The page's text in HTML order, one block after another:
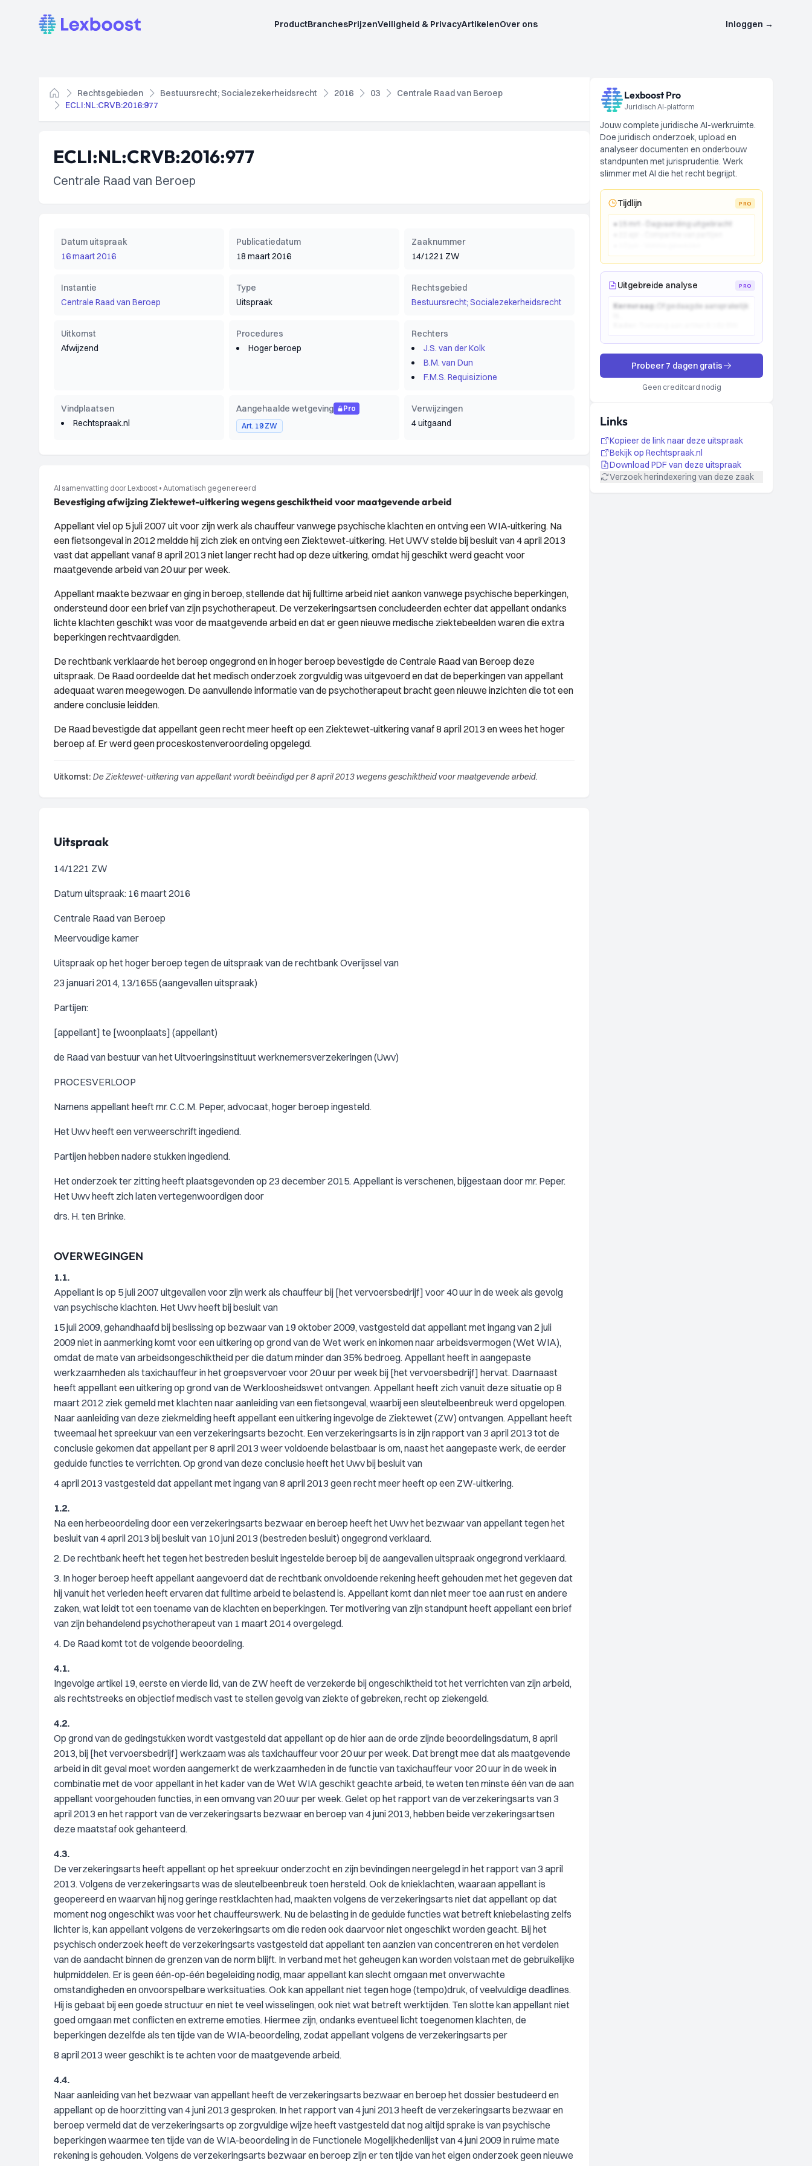
Lexboost ProductBranchesPrijzenVeiligheid & PrivacyArtikelenOver ons Inloggen →
Home
Rechtsgebieden Bestuursrecht; Socialezekerheidsrecht 2016 03
Centrale Raad van Beroep
ECLI:NL:CRVB:2016:977
ECLI:NL:CRVB:2016:977
Centrale Raad van Beroep
Datum uitspraak
16 maart 2016
Publicatiedatum
18 maart 2016
Zaaknummer
14/1221 ZW
Instantie
Centrale Raad van Beroep
Type
Uitspraak
Rechtsgebied
Bestuursrecht; Socialezekerheidsrecht
Uitkomst
Afwijzend
Procedures
Hoger beroep
Rechters
J.S. van der Kolk
B.M. van Dun
F.M.S. Requisizione
Vindplaatsen
Rechtspraak.nl
Aangehaalde wetgeving
Pro
Art. 19 ZW
Verwijzingen
4 uitgaand
AI samenvatting door Lexboost • Automatisch gegenereerd
Bevestiging afwijzing Ziektewet-uitkering wegens geschiktheid voor maatgevende arbeid
Appellant viel op 5 juli 2007 uit voor zijn werk als chauffeur vanwege psychische klachten en ontving een WIA-uitkering. Na
een fietsongeval in 2012 meldde hij zich ziek en ontving een Ziektewet-uitkering. Het UWV stelde bij besluit van 4 april 2013
vast dat appellant vanaf 8 april 2013 niet langer recht had op deze uitkering, omdat hij geschikt werd geacht voor
maatgevende arbeid van 20 uur per week.
Appellant maakte bezwaar en ging in beroep, stellende dat hij fulltime arbeid niet aankon vanwege psychische beperkingen,
ondersteund door een brief van zijn psychotherapeut. De verzekeringsartsen concludeerden echter dat appellant ondanks
lichte klachten geschikt was voor de maatgevende arbeid en dat er geen nieuwe medische ziektebeelden waren die extra
beperkingen rechtvaardigden.
De rechtbank verklaarde het beroep ongegrond en in hoger beroep bevestigde de Centrale Raad van Beroep deze
uitspraak. De Raad oordeelde dat het medisch onderzoek zorgvuldig was uitgevoerd en dat de beperkingen van appellant
adequaat waren meegewogen. De aanvullende informatie van de psychotherapeut bracht geen nieuwe inzichten die tot een
andere conclusie leidden.
De Raad bevestigde dat appellant geen recht meer heeft op een Ziektewet-uitkering vanaf 8 april 2013 en wees het hoger
beroep af. Er werd geen proceskostenveroordeling opgelegd.
Uitkomst: De Ziektewet-uitkering van appellant wordt beëindigd per 8 april 2013 wegens geschiktheid voor maatgevende arbeid.
Uitspraak
14/1221 ZW
Datum uitspraak: 16 maart 2016
Centrale Raad van Beroep
Meervoudige kamer
Uitspraak op het hoger beroep tegen de uitspraak van de rechtbank Overijssel van
23 januari 2014, 13/1655 (aangevallen uitspraak)
Partijen:
[appellant] te [woonplaats] (appellant)
de Raad van bestuur van het Uitvoeringsinstituut werknemersverzekeringen (Uwv)
PROCESVERLOOP
Namens appellant heeft mr. C.C.M. Peper, advocaat, hoger beroep ingesteld.
Het Uwv heeft een verweerschrift ingediend.
Partijen hebben nadere stukken ingediend.
Het onderzoek ter zitting heeft plaatsgevonden op 23 december 2015. Appellant is verschenen, bijgestaan door mr. Peper.
Het Uwv heeft zich laten vertegenwoordigen door
drs. H. ten Brinke.
OVERWEGINGEN
1.1.
Appellant is op 5 juli 2007 uitgevallen voor zijn werk als chauffeur bij [het vervoersbedrijf] voor 40 uur in de week als gevolg
van psychische klachten. Het Uwv heeft bij besluit van
15 juli 2009, gehandhaafd bij beslissing op bezwaar van 19 oktober 2009, vastgesteld dat appellant met ingang van 2 juli
2009 niet in aanmerking komt voor een uitkering op grond van de Wet werk en inkomen naar arbeidsvermogen (Wet WIA),
omdat de mate van arbeidsongeschiktheid per die datum minder dan 35% bedroeg. Appellant heeft in aangepaste
werkzaamheden als taxichauffeur in het groepsvervoer voor 20 uur per week bij [het vervoersbedrijf] hervat. Daarnaast
heeft appellant een uitkering op grond van de Werkloosheidswet ontvangen. Appellant heeft zich vanuit deze situatie op 8
maart 2012 ziek gemeld met klachten naar aanleiding van een fietsongeval, waarbij een sleutelbeenbreuk werd opgelopen.
Naar aanleiding van deze ziekmelding heeft appellant een uitkering ingevolge de Ziektewet (ZW) ontvangen. Appellant heeft
tweemaal het spreekuur van een verzekeringsarts bezocht. Een verzekeringsarts is in zijn rapport van 3 april 2013 tot de
conclusie gekomen dat appellant per 8 april 2013 weer voldoende belastbaar is om, naast het aangepaste werk, de eerder
geduide functies te verrichten. Op grond van deze conclusie heeft het Uwv bij besluit van
4 april 2013 vastgesteld dat appellant met ingang van 8 april 2013 geen recht meer heeft op een ZW-uitkering.
1.2.
Na een herbeoordeling door een verzekeringsarts bezwaar en beroep heeft het Uwv het bezwaar van appellant tegen het
besluit van 4 april 2013 bij besluit van 10 juni 2013 (bestreden besluit) ongegrond verklaard.
2. De rechtbank heeft het tegen het bestreden besluit ingestelde beroep bij de aangevallen uitspraak ongegrond verklaard.
3. In hoger beroep heeft appellant aangevoerd dat de rechtbank onvoldoende rekening heeft gehouden met het gegeven dat
hij vanuit het verleden heeft ervaren dat fulltime arbeid te belastend is. Appellant komt dan niet meer toe aan rust en andere
zaken, wat leidt tot een toename van de klachten en beperkingen. Ter motivering van zijn standpunt heeft appellant een brief
van zijn behandelend psychotherapeut van 1 maart 2014 overgelegd.
4. De Raad komt tot de volgende beoordeling.
4.1.
Ingevolge artikel 19, eerste en vierde lid, van de ZW heeft de verzekerde bij ongeschiktheid tot het verrichten van zijn arbeid,
als rechtstreeks en objectief medisch vast te stellen gevolg van ziekte of gebreken, recht op ziekengeld.
4.2.
Op grond van de gedingstukken wordt vastgesteld dat appellant op de hier aan de orde zijnde beoordelingsdatum, 8 april
2013, bij [het vervoersbedrijf] werkzaam was als taxichauffeur voor 20 uur per week. Dat brengt mee dat als maatgevende
arbeid in dit geval moet worden aangemerkt de werkzaamheden in de functie van taxichauffeur voor 20 uur in de week in
combinatie met de voor appellant in het kader van de Wet WIA geschikt geachte arbeid, te weten ten minste één van de aan
appellant voorgehouden functies, in een omvang van 20 uur per week. Gelet op het rapport van de verzekeringsarts van 3
april 2013 en het rapport van de verzekeringsarts bezwaar en beroep van 4 juni 2013, hebben beide verzekeringsartsen
deze maatstaf ook gehanteerd.
4.3.
De verzekeringsarts heeft appellant op het spreekuur onderzocht en zijn bevindingen neergelegd in het rapport van 3 april
2013. Volgens de verzekeringsarts was de sleutelbeenbreuk toen hersteld. Ook de knieklachten, waaraan appellant is
geopereerd en waarvan hij nog geringe restklachten had, maakten volgens de verzekeringsarts niet dat appellant op dat
moment nog ongeschikt was voor het chauffeurswerk. Nu de belasting in de geduide functies wat betreft kniebelasting zelfs
lichter is, kan appellant volgens de verzekeringsarts om die reden ook daarvoor niet ongeschikt worden geacht. Bij het
psychisch onderzoek heeft de verzekeringsarts vastgesteld dat appellant ten aanzien van concentreren en het verdelen
van de aandacht binnen de grenzen van de norm blijft. In verband met het geheugen kan worden volstaan met de gebruikelijke
hulpmiddelen. Er is geen één-op-één begeleiding nodig, maar appellant kan slecht omgaan met onverwachte
omstandigheden en onvoorspelbare werksituaties. Ook kan appellant niet tegen hoge (tempo)druk, of veelvuldige deadlines.
Hij is gebaat bij een goede structuur en niet te veel wisselingen, ook niet wat betreft werktijden. Ten slotte kan appellant niet
goed omgaan met conflicten en extreme emoties. Hiermee zijn, ondanks eventueel licht toegenomen klachten, de
beperkingen dezelfde als ten tijde van de WIA-beoordeling, zodat appellant volgens de verzekeringsarts per
8 april 2013 weer geschikt is te achten voor de maatgevende arbeid.
4.4.
Naar aanleiding van het bezwaar van appellant heeft de verzekeringsarts bezwaar en beroep het dossier bestudeerd en
appellant op de hoorzitting van 4 juni 2013 gesproken. In het rapport van 4 juni 2013 heeft de verzekeringsarts bezwaar en
beroep vermeld dat de verzekeringsarts op zorgvuldige wijze heeft vastgesteld dat nog altijd sprake is van psychische
beperkingen waarmee ten tijde van de WIA-beoordeling in de Functionele Mogelijkhedenlijst van 4 juni 2009 in ruime mate
rekening is gehouden. Volgens de verzekeringsarts bezwaar en beroep zijn er ten tijde van het eigen onderzoek geen nieuwe
Lexboost Pro
Juridisch AI-platform
Jouw complete juridische AI-werkruimte.
Doe juridisch onderzoek, upload en
analyseer documenten en onderbouw
standpunten met jurisprudentie. Werk
slimmer met AI die het recht begrijpt.
Tijdlijn PRO
● 15 mrt - Dagvaarding uitgebracht
Uitgebreide analyse PRO
Kernvraag:
Of gedaagde aansprakelijk
Probeer 7 dagen gratis
Geen creditcard nodig
Links
Kopieer de link naar deze uitspraak
Bekijk op Rechtspraak.nl
Download PDF van deze uitspraak
Verzoek herindexering van deze zaak